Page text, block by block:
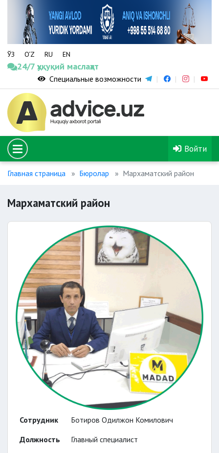
ЎЗ O‘Z RU EN
24/7 ҳуқуқий маслаҳат
Специальные возможности
Войти
Главная страница Бюролар Мархаматский район
Мархаматский район
Сотрудник
Ботиров Одилжон Комилович
Должность
Главный специалист